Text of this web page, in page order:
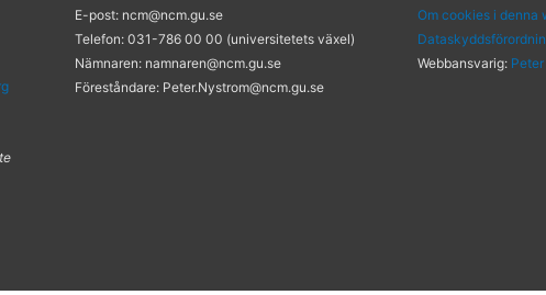
E-post: ncm@ncm.gu.se
Telefon: 031-786 00 00 (universitetets växel)
Nämnaren: namnaren@ncm.gu.se
Föreståndare: Peter.Nystrom@ncm.gu.se
Om cookies i denna
Webbansvarig: